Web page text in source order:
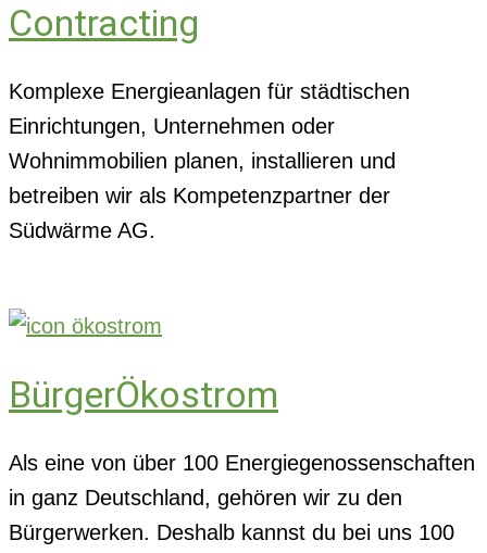
Contracting
Komplexe Energieanlagen für städtischen
Einrichtungen, Unternehmen oder
Wohnimmobilien planen, installieren und
betreiben wir als Kompetenzpartner der
Südwärme AG.
BürgerÖkostrom
Als eine von über 100 Energiegenossenschaften
in ganz Deutschland, gehören wir zu den
Bürgerwerken. Deshalb kannst du bei uns 100